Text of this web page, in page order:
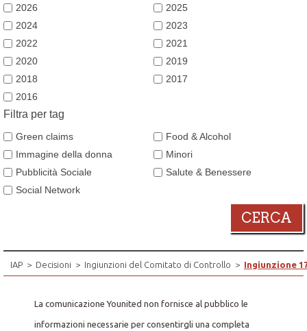
2026
2025
2024
2023
2022
2021
2020
2019
2018
2017
2016
Filtra per tag
Green claims
Food & Alcohol
Immagine della donna
Minori
Pubblicità Sociale
Salute & Benessere
Social Network
CERCA
IAP > Decisioni > Ingiunzioni del Comitato di Controllo > Ingiunzione
La comunicazione Younited non fornisce al pubblico le
informazioni necessarie per consentirgli una completa